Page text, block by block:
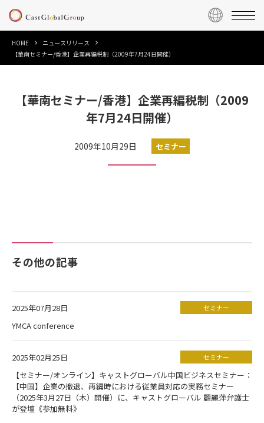
HOME
ニュースリリース
【華南セミナー/香港】企業再編税制（2009年7月24日開催）
【華南セミナー/香港】企業再編税制（2009
年7月24日開催）
2009年10月29日 セミナー
その他の記事
2025年07月28日 セミナー
YMCA conference
2025年02月25日 セミナー
【セミナー/オンライン】キャストグローバル中国ビジネスセミナー：
【中国】企業の撤退、再編時における従業員対応の実務セミナー
（2025年3月27日（木）開催）に、キャストグローバル 顧麗萍弁護士
が登壇《参加無料》